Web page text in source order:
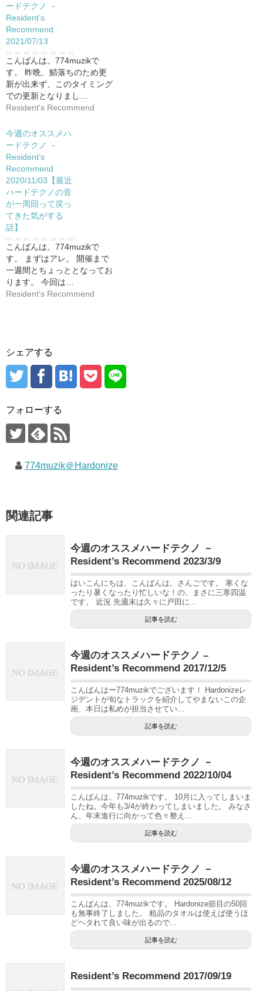
ードテクノ －
Resident’s
Recommend
2021/07/13
こんばんは。774muzikで
す。 昨晩、鯖落ちのため更
新が出来ず、このタイミング
での更新となりまし…
Resident's Recommend
今週のオススメハ
ードテクノ －
Resident’s
Recommend
2020/11/03【最近
ハードテクノの音
が一周回って戻っ
てきた気がする
話】
こんばんは。774muzikで
す。 まずはアレ。 開催まで
一週間とちょっととなってお
ります。 今回は…
Resident's Recommend
シェアする
フォローする
774muzik＠Hardonize
関連記事
今週のオススメハードテクノ －
Resident’s Recommend 2023/3/9
はいこんにちは、こんばんは。さんごです。 寒くな
ったり暑くなったり忙しいな！の、まさに三寒四温
です。 近況 先週末は久々に戸田に...
記事を読む
今週のオススメハードテクノ –
Resident’s Recommend 2017/12/5
こんばんはー774muzikでございます！ Hardonizeレ
ジデントが旬なトラックを紹介してやまないこの企
画、本日は私めが担当させてい...
記事を読む
今週のオススメハードテクノ －
Resident’s Recommend 2022/10/04
こんばんは。774muzikです。 10月に入ってしまいま
したね。今年も3/4が終わってしまいました。 みなさ
ん、年末進行に向かって色々整え...
記事を読む
今週のオススメハードテクノ －
Resident’s Recommend 2025/08/12
こんばんは、774muzikです。 Hardonize節目の50回
も無事終了しました。 粗品のタオルは使えば使うほ
どヘタれて良い味が出るので...
記事を読む
Resident’s Recommend 2017/09/19